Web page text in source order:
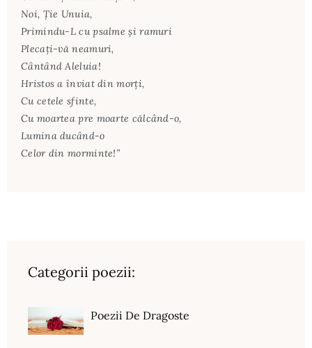
Noi, Ție Unuia,
Primindu-L cu psalme și ramuri
Plecați-vă neamuri,
Cântând Aleluia!
Hristos a înviat din morți,
Cu cetele sfinte,
Cu moartea pre moarte călcând-o,
Lumina ducând-o
Celor din morminte!”
Categorii poezii:
Poezii De Dragoste